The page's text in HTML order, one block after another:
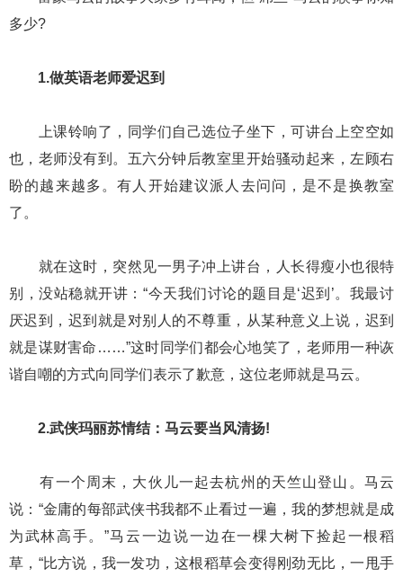
多少?
1.做英语老师爱迟到
上课铃响了，同学们自己选位子坐下，可讲台上空空如
也，老师没有到。五六分钟后教室里开始骚动起来，左顾右
盼的越来越多。有人开始建议派人去问问，是不是换教室
了。
就在这时，突然见一男子冲上讲台，人长得瘦小也很特
别，没站稳就开讲：“今天我们讨论的题目是‘迟到’。我最讨
厌迟到，迟到就是对别人的不尊重，从某种意义上说，迟到
就是谋财害命……”这时同学们都会心地笑了，老师用一种诙
谐自嘲的方式向同学们表示了歉意，这位老师就是马云。
2.武侠玛丽苏情结：马云要当风清扬!
有一个周末，大伙儿一起去杭州的天竺山登山。马云
说：“金庸的每部武侠书我都不止看过一遍，我的梦想就是成
为武林高手。”马云一边说一边在一棵大树下捡起一根稻
草，“比方说，我一发功，这根稻草会变得刚劲无比，一甩手